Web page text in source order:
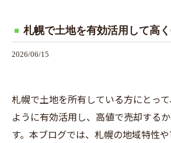
札幌で土地を有効活用して高
2026/06/15
札幌で土地を所有している方にとっ
ように有効活用し、高値で売却する
す。本ブログでは、札幌の地域特性